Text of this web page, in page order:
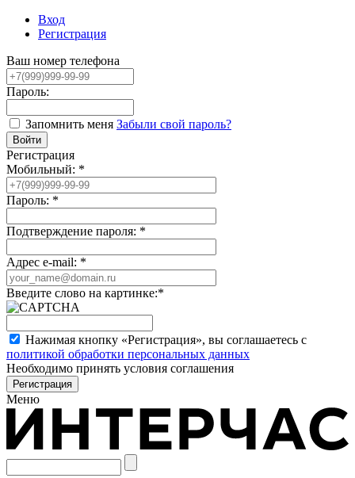
Вход
Регистрация
Ваш номер телефона
Пароль:
Запомнить меня Забыли свой пароль?
Регистрация
Мобильный: *
Пароль: *
Подтверждение пароля: *
Адрес e-mail: *
Введите слово на картинке:*
Нажимая кнопку «Регистрация», вы соглашаетесь с
политикой обработки персональных данных
Необходимо принять условия соглашения
Меню